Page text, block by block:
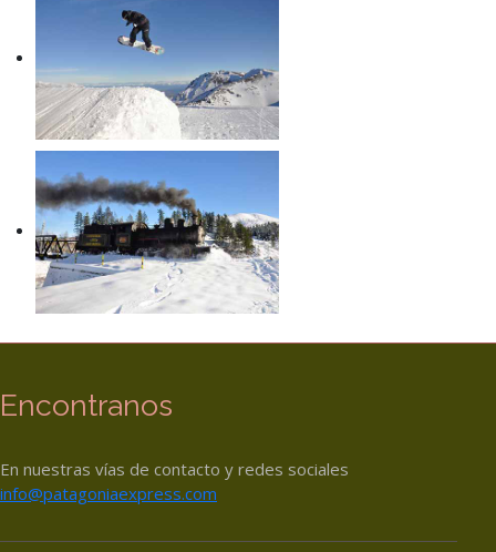
Encontranos
En nuestras vías de contacto y redes sociales
info@patagoniaexpress.com